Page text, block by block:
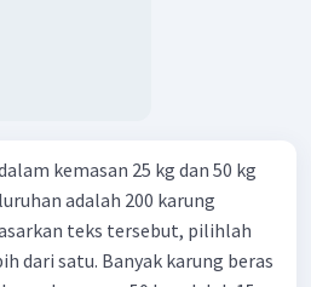
kemasan 25 kg dan 50 kg
adalah 200 karung
teks tersebut, pilihlah
dari satu. Banyak karung beras